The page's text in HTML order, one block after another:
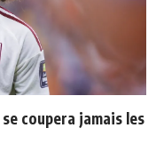
coupera jamais les